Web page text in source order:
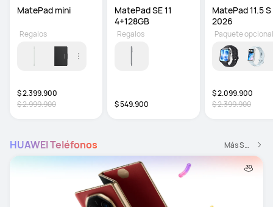
MatePad mini
$ 2.399.900
$ 2.999.900
Regalos
MatePad SE 11
4+128GB
$ 549.900
Regalos
MatePad 11.5 S
2026
$ 2.099.900
$ 2.399.900
Paquete opcional
HUAWEI Teléfonos Más Smartphones